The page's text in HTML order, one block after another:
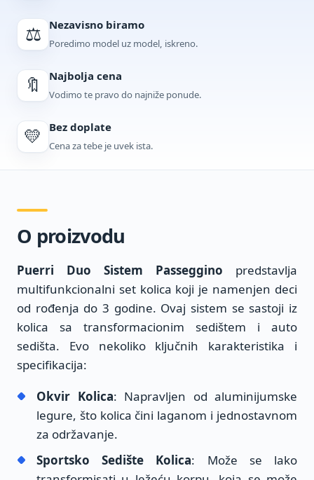
⚖️ Nezavisno biramo
Poredimo model uz model, iskreno.
🔖 Najbolja cena
Vodimo te pravo do najniže ponude.
💛 Bez doplate
Cena za tebe je uvek ista.
O proizvodu
Puerri Duo Sistem Passeggino predstavlja
multifunkcionalni set kolica koji je namenjen deci
od rođenja do 3 godine. Ovaj sistem se sastoji iz
kolica sa transformacionim sedištem i auto
sedišta. Evo nekoliko ključnih karakteristika i
specifikacija:
Okvir Kolica: Napravljen od aluminijumske
legure, što kolica čini laganom i jednostavnom
za održavanje.
Sportsko Sedište Kolica: Može se lako